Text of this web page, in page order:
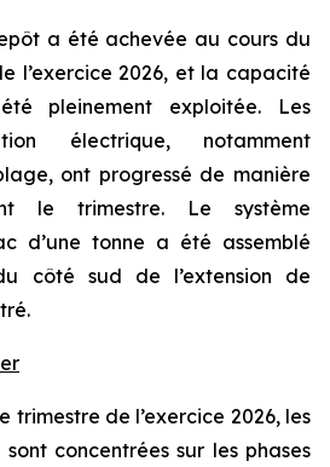
a été achevée au cours du
l’exercice 2026, et la capacité
pleinement exploitée. Les
électrique, notamment
ont progressé de manière
le trimestre. Le système
d’une tonne a été assemblé
côté sud de l’extension de
trimestre de l’exercice 2026, les
concentrées sur les phases